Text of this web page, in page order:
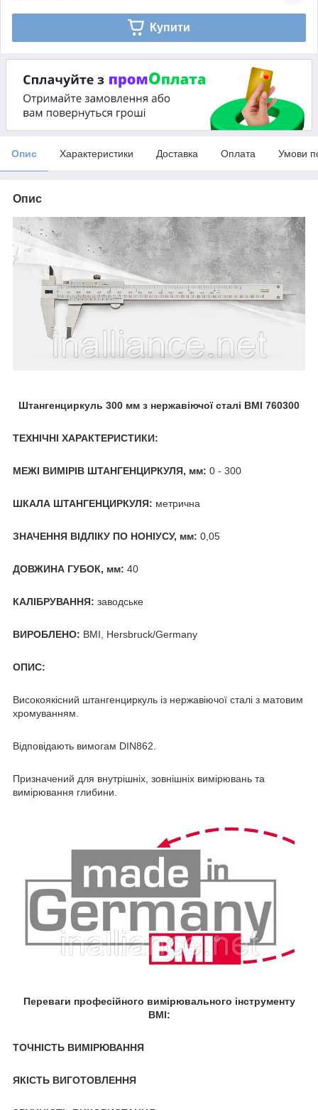
Купити
Опис Характеристики Доставка Оплата Умови
Опис
Штангенциркуль 300 мм з нержавіючої сталі BMI 760300
ТЕХНІЧНІ ХАРАКТЕРИСТИКИ:
МЕЖІ ВИМІРІВ ШТАНГЕНЦИРКУЛЯ, мм: 0 - 300
ШКАЛА ШТАНГЕНЦИРКУЛЯ: метрична
ЗНАЧЕННЯ ВІДЛІКУ ПО НОНІУСУ, мм: 0,05
ДОВЖИНА ГУБОК, мм: 40
КАЛІБРУВАННЯ: заводське
ВИРОБЛЕНО: BMI, Hersbruck/Germany
ОПИС:
Високоякісний штангенциркуль із нержавіючої сталі з матовим
хромуванням.
Відповідають вимогам DIN862.
Призначений для внутрішніх, зовнішніх вимірювань та
вимірювання глибини.
Переваги професійного вимірювального інструменту
BMI:
ТОЧНІСТЬ ВИМІРЮВАННЯ
ЯКІСТЬ ВИГОТОВЛЕННЯ